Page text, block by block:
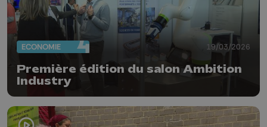
ECONOMIE 19/03/2026
Première édition du salon Ambition
Industry